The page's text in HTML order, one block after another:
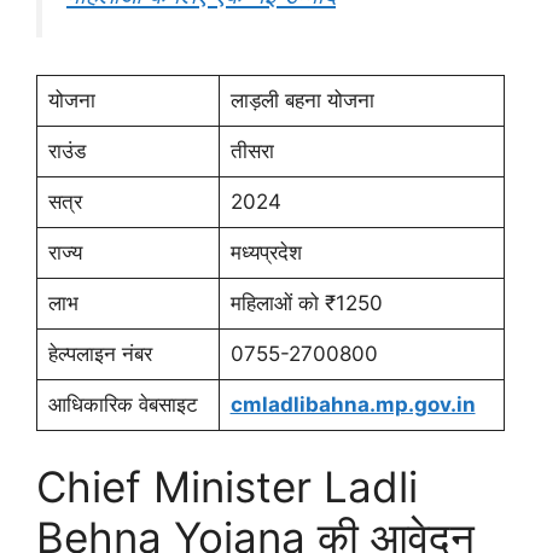
योजना लाड़ली बहना योजना
राउंड तीसरा
सत्र 2024
राज्य मध्यप्रदेश
लाभ महिलाओं को ₹1250
हेल्पलाइन नंबर 0755-2700800
आधिकारिक वेबसाइट cmladlibahna.mp.gov.in
Chief Minister Ladli
Behna Yojana की आवेदन